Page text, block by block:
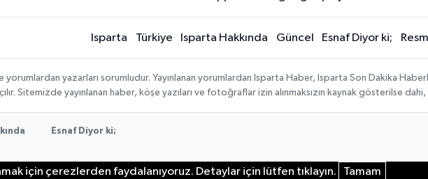
Isparta Türkiye Isparta Hakkında Güncel Esnaf Diyor ki;
yorumlardan yazarları sorumludur. Yayınlanan yorumlardan Isparta Haber, Isparta Son Dakika
Sitemizde yayınlanan haber, köşe yazıları ve fotoğraflar izin alınmaksızın kaynak gösterilse
Esnaf Diyor ki;
için çerezlerden faydalanıyoruz. Detaylar için lütfen tıklayın. Tamam